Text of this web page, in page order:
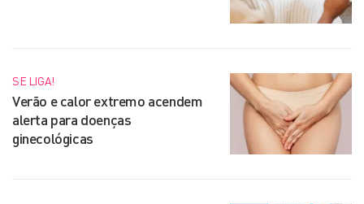
SE LIGA!
Verão e calor extremo acendem
alerta para doenças
ginecológicas